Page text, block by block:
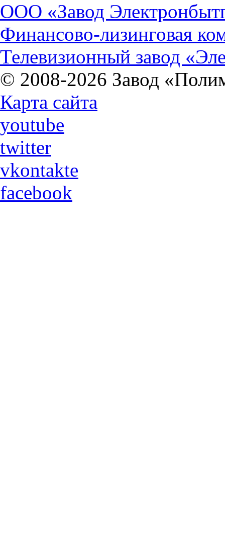
ООО «Завод
Финансово-лизинговая
Телевизионный завод
© 2008-2026 Завод
Карта сайта
youtube
twitter
vkontakte
facebook